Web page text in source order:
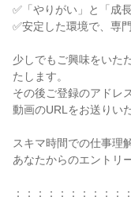
✅「やりがい」と「成
✅安定した環境で、専
少しでもご興味をいた
たします。
その後ご登録のアドレ
動画のURLをお送りい
スキマ時間での仕事理
あなたからのエントリ
：：：：：：：：：：